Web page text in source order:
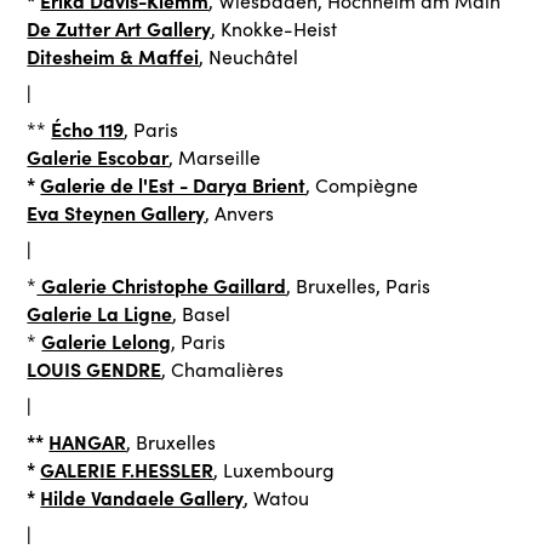
De Zutter Art Gallery, Knokke-Heist
Ditesheim & Maffei, Neuchâtel
|
** Écho 119, Paris
Galerie Escobar, Marseille
*Galerie de l'Est - Darya Brient, Compiègne
Eva Steynen Gallery, Anvers
|
* Galerie Christophe Gaillard, Bruxelles, Paris
Galerie La Ligne, Basel
*Galerie Lelong, Paris
LOUIS GENDRE, Chamalières
|
** HANGAR, Bruxelles
*GALERIE F.HESSLER, Luxembourg
* Hilde Vandaele Gallery, Watou
|